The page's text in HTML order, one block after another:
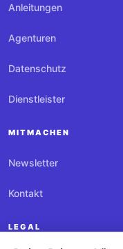
Anleitungen
Agenturen
Datenschutz
Dienstleister
MITMACHEN
Newsletter
Kontakt
LEGAL